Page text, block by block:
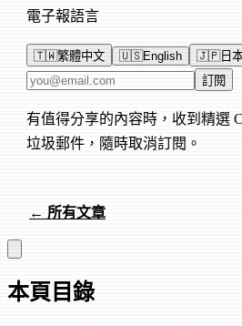
電子報語言
🇹🇼繁體中文 🇺🇸English 🇯🇵日
電子郵件地址 訂閱
有值得分享的內容時，收到精選
垃圾郵件，隨時取消訂閱。
← 所有文章
本頁目錄